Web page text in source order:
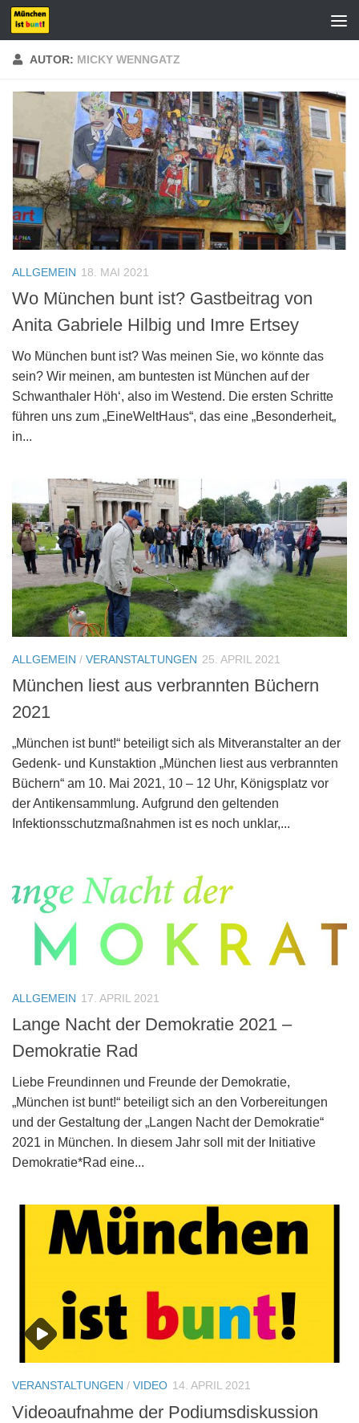
Zum Inhalt springen
AUTOR: MICKY WENNGATZ
ALLGEMEIN 18. MAI 2021
Wo München bunt ist? Gastbeitrag von
Anita Gabriele Hilbig und Imre Ertsey
Wo München bunt ist? Was meinen Sie, wo könnte das
sein? Wir meinen, am buntesten ist München auf der
Schwanthaler Höh‘, also im Westend. Die ersten Schritte
führen uns zum „EineWeltHaus“, das eine „Besonderheit„
in...
ALLGEMEIN / VERANSTALTUNGEN 25. APRIL 2021
München liest aus verbrannten Büchern
2021
„München ist bunt!“ beteiligt sich als Mitveranstalter an der
Gedenk- und Kunstaktion „München liest aus verbrannten
Büchern“ am 10. Mai 2021, 10 – 12 Uhr, Königsplatz vor
der Antikensammlung. Aufgrund den geltenden
Infektionsschutzmaßnahmen ist es noch unklar,...
ALLGEMEIN 17. APRIL 2021
Lange Nacht der Demokratie 2021 –
Demokratie Rad
Liebe Freundinnen und Freunde der Demokratie,
„München ist bunt!“ beteiligt sich an den Vorbereitungen
und der Gestaltung der „Langen Nacht der Demokratie“
2021 in München. In diesem Jahr soll mit der Initiative
Demokratie*Rad eine...
VERANSTALTUNGEN / VIDEO 14. APRIL 2021
Videoaufnahme der Podiumsdiskussion